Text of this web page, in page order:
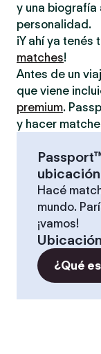
y una biografía
personalidad.
¡Y ahí ya
matches!
Antes de un
que viene
premium.
y hacer
ubicación
Hacé
mundo.
¡vamos!
¿Qué